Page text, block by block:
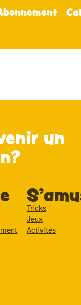
un
Tricks
Jeux
Activités